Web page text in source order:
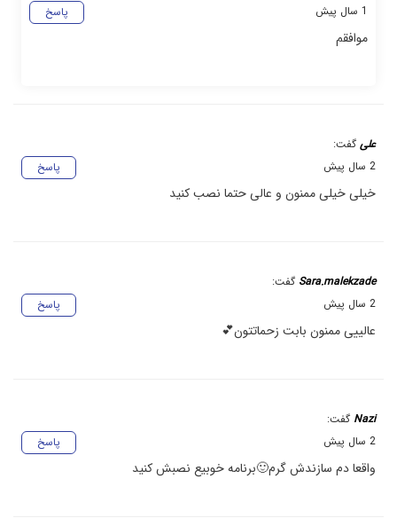
پاسخ
1 سال پیش
موافقم
علی گفت:
پاسخ
2 سال پیش
خیلی خیلی ممنون و عالی حتما نصب کنید
Sara.malekzade گفت:
پاسخ
2 سال پیش
عالییی ممنون بابت زحماتتون💕
Nazi گفت:
پاسخ
2 سال پیش
واقعا دم سازندش گرم🙂برنامه خوبیع نصبش کنید